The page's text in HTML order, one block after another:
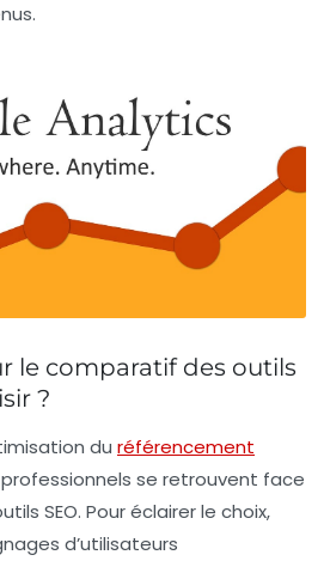
le comparatif des outils
?
du référencement
se retrouvent face
SEO. Pour éclairer le choix,
d’utilisateurs